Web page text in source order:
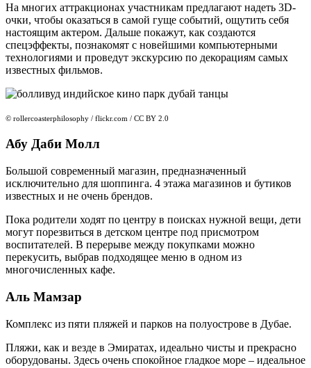
На многих аттракционах участникам предлагают надеть 3D-
очки, чтобы оказаться в самой гуще событий, ощутить себя
настоящим актером. Дальше покажут, как создаются
спецэффекты, познакомят с новейшими компьютерными
технологиями и проведут экскурсию по декорациям самых
известных фильмов.
© rollercoasterphilosophy / flickr.com / CC BY 2.0
Абу Даби Молл
Большой современный магазин, предназначенный
исключительно для шоппинга. 4 этажа магазинов и бутиков
известных и не очень брендов.
Пока родители ходят по центру в поисках нужной вещи, дети
могут порезвиться в детском центре под присмотром
воспитателей. В перерыве между покупками можно
перекусить, выбрав подходящее меню в одном из
многочисленных кафе.
Аль Мамзар
Комплекс из пяти пляжей и парков на полуострове в Дубае.
Пляжи, как и везде в Эмиратах, идеально чисты и прекрасно
оборудованы. Здесь очень спокойное гладкое море – идеальное